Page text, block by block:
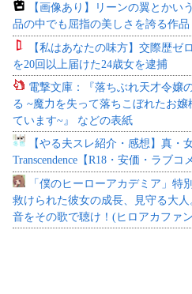
【画像あり】リーンの翼とかい
品の中でも屈指の美しさを誇る作品
【私はあなたの味方】交際歴ゼ
を20回以上届けた24歳女を逮捕
電撃文庫：『落ちぶれ天才令嬢
る ~魔力を失って落ちこぼれたお
ています~』 などの表紙
【やる夫スレ紹介・感想】真・
Transcendence【R18・安価・ラブコ
「僕のヒーローアカデミア」特
救けられた彼女の成長、見守る大
音をその歌で聴け！(ヒロアカファ